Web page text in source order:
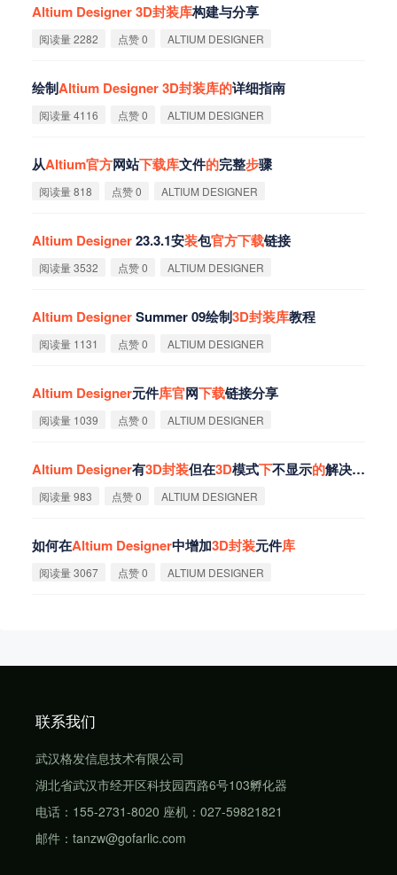
Altium Designer3D封装库构建与分享
阅读量 2282 点赞 0 ALTIUM DESIGNER
绘制Altium Designer3D封装库的详细指南
阅读量 4116 点赞 0 ALTIUM DESIGNER
从Altium官方网站下载库文件的完整步骤
阅读量 818 点赞 0 ALTIUM DESIGNER
Altium Designer23.3.1安装包官方下载链接
阅读量 3532 点赞 0 ALTIUM DESIGNER
Altium DesignerSummer 09绘制3D封装库教程
阅读量 1131 点赞 0 ALTIUM DESIGNER
Altium Designer元件库官网下载链接分享
阅读量 1039 点赞 0 ALTIUM DESIGNER
Altium Designer有3D封装但在3D模式下不显示的解决方
阅读量 983 点赞 0 ALTIUM DESIGNER
如何在Altium Designer中增加3D封装元件库
阅读量 3067 点赞 0 ALTIUM DESIGNER
联系我们
武汉格发信息技术有限公司
湖北省武汉市经开区科技园西路6号103孵化器
电话：155-2731-8020 座机：027-59821821
邮件：tanzw@gofarlic.com